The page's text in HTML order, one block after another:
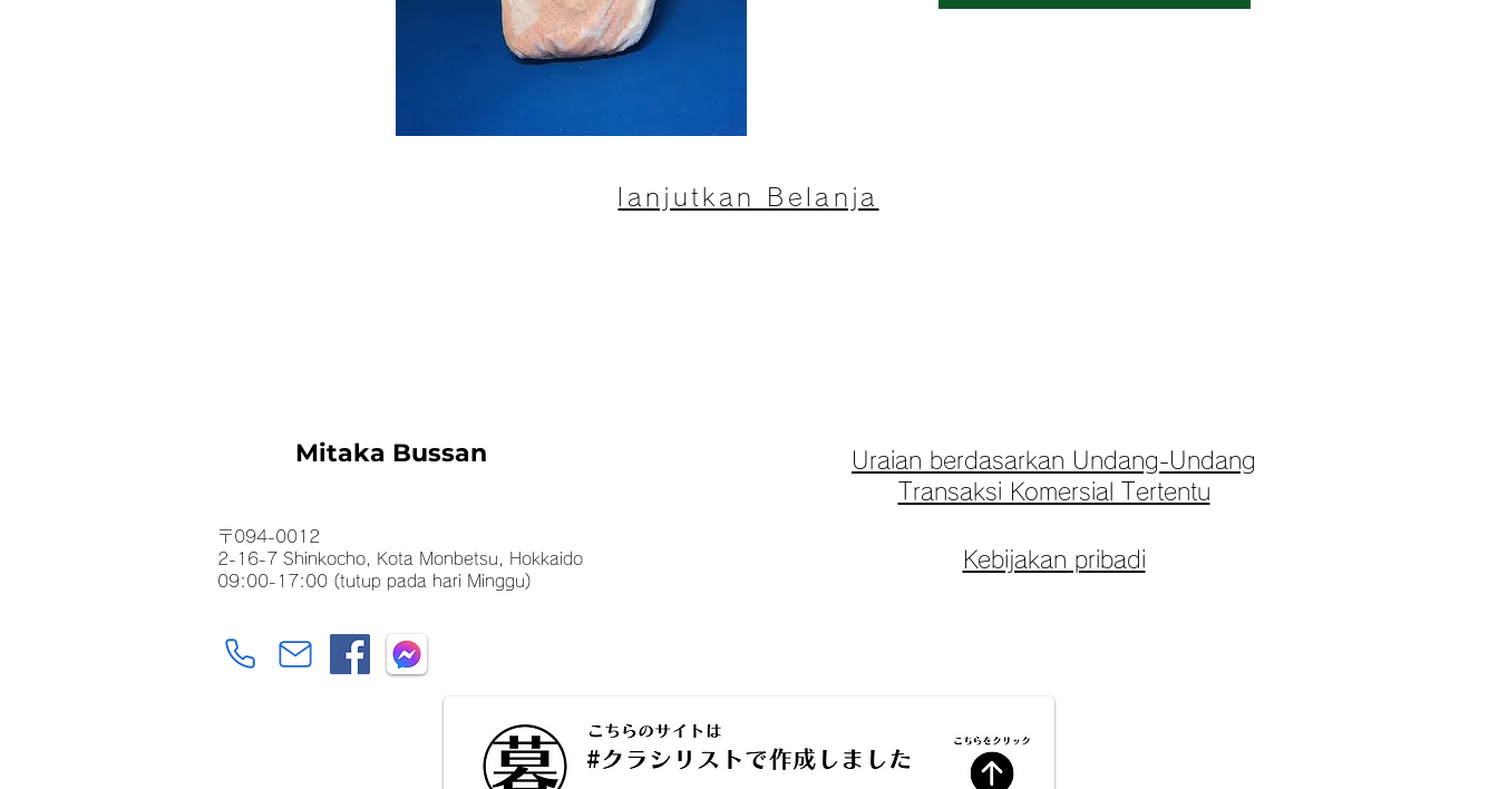
lanjutkan Belanja
Mitaka Bussan
〒094-0012
2-16-7 Shinkocho, Kota Monbetsu, Hokkaido
09:00-17:00 (tutup pada hari Minggu)
Uraian berdasarkan Undang-Undang
Transaksi Komersial Tertentu
Kebijakan pribadi